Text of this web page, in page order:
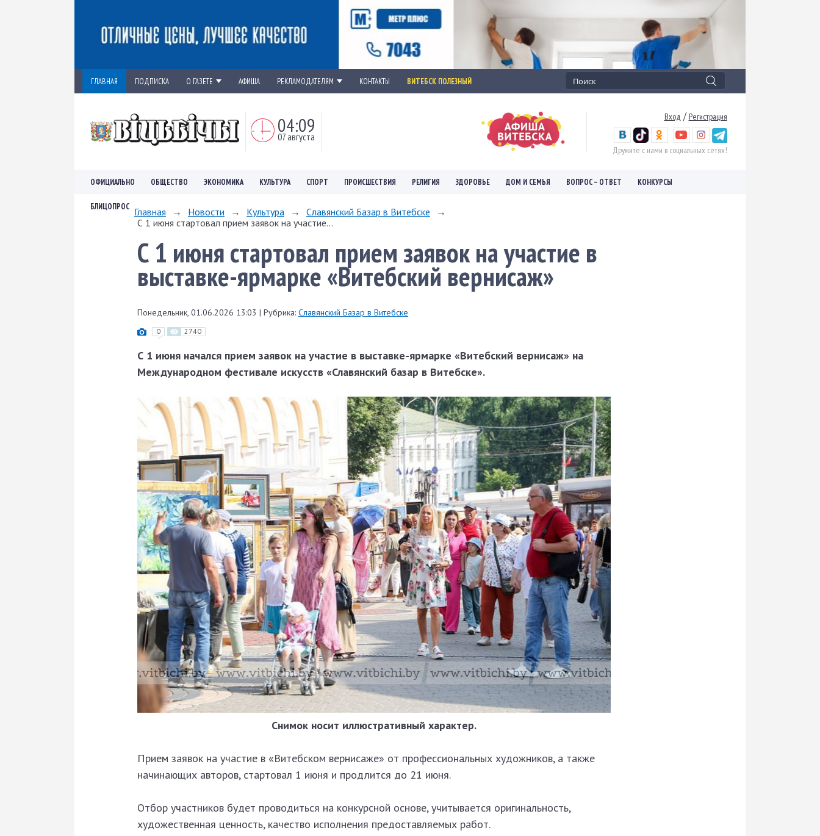
ГЛАВНАЯ ПОДПИСКА О ГАЗЕТЕ АФИША РЕКЛАМОДАТЕЛЯМ КОНТАКТЫ ВИТЕБСК ПОЛЕЗНЫЙ
04:09
07 августа
Вход / Регистрация
Дружите с нами в социальных сетях!
ОФИЦИАЛЬНО ОБЩЕСТВО ЭКОНОМИКА КУЛЬТУРА СПОРТ ПРОИСШЕСТВИЯ РЕЛИГИЯ ЗДОРОВЬЕ ДОМ И СЕМЬЯ ВОПРОС – ОТВЕТ КОНКУРСЫ
БЛИЦОПРОС Главная → Новости → Культура → Славянский Базар в Витебске
→
С 1 июня стартовал прием заявок на участие...
С 1 июня стартовал прием заявок на участие в
выставке-ярмарке «Витебский вернисаж»
Понедельник, 01.06.2026 13:03 | Рубрика: Славянский Базар в Витебске
0 2740
С 1 июня начался прием заявок на участие в выставке-ярмарке «Витебский вернисаж» на
Международном фестивале искусств «Славянский базар в Витебске».
Снимок носит иллюстративный характер.
Прием заявок на участие в «Витебском вернисаже» от профессиональных художников, а также
начинающих авторов, стартовал 1 июня и продлится до 21 июня.
Отбор участников будет проводиться на конкурсной основе, учитывается оригинальность,
художественная ценность, качество исполнения предоставляемых работ.